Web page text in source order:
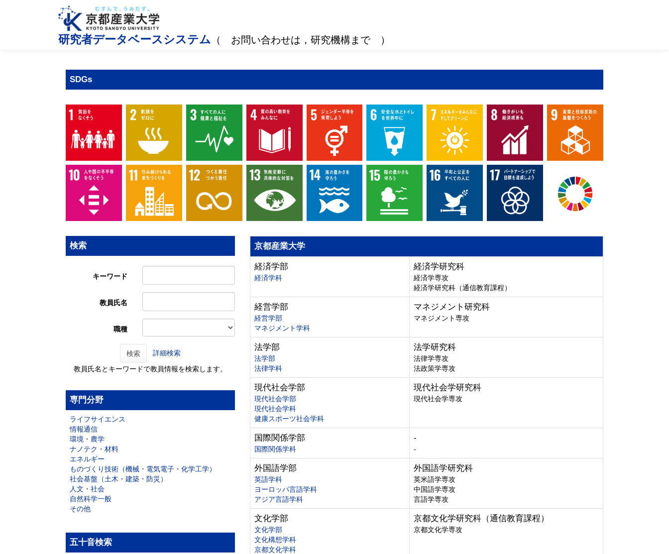
研究者データベースシステム （ お問い合わせは，研究機構まで ）
SDGs
検索
キーワード
教員氏名
職種
検索 詳細検索
教員氏名とキーワードで教員情報を検索します。
専門分野
ライフサイエンス
情報通信
環境・農学
ナノテク・材料
エネルギー
ものづくり技術（機械・電気電子・化学工学）
社会基盤（土木・建築・防災）
人文・社会
自然科学一般
その他
五十音検索
京都産業大学
経済学部
経済学科
経済学研究科
経済学専攻
経済学研究科（通信教育課程）
経営学部
経営学部
マネジメント学科
マネジメント研究科
マネジメント専攻
法学部
法学部
法律学科
法学研究科
法律学専攻
法政策学専攻
現代社会学部
現代社会学部
現代社会学科
健康スポーツ社会学科
現代社会学研究科
現代社会学専攻
国際関係学部
国際関係学科
-
-
外国語学部
英語学科
ヨーロッパ言語学科
アジア言語学科
外国語学研究科
英米語学専攻
中国語学専攻
言語学専攻
文化学部
文化学部
文化構想学科
京都文化学科
京都文化学研究科（通信教育課程）
京都文化学専攻